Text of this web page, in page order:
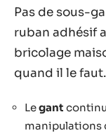
Pas de sous-
ruban adhésif
bricolage
quand il le faut.
Legant
manipulations